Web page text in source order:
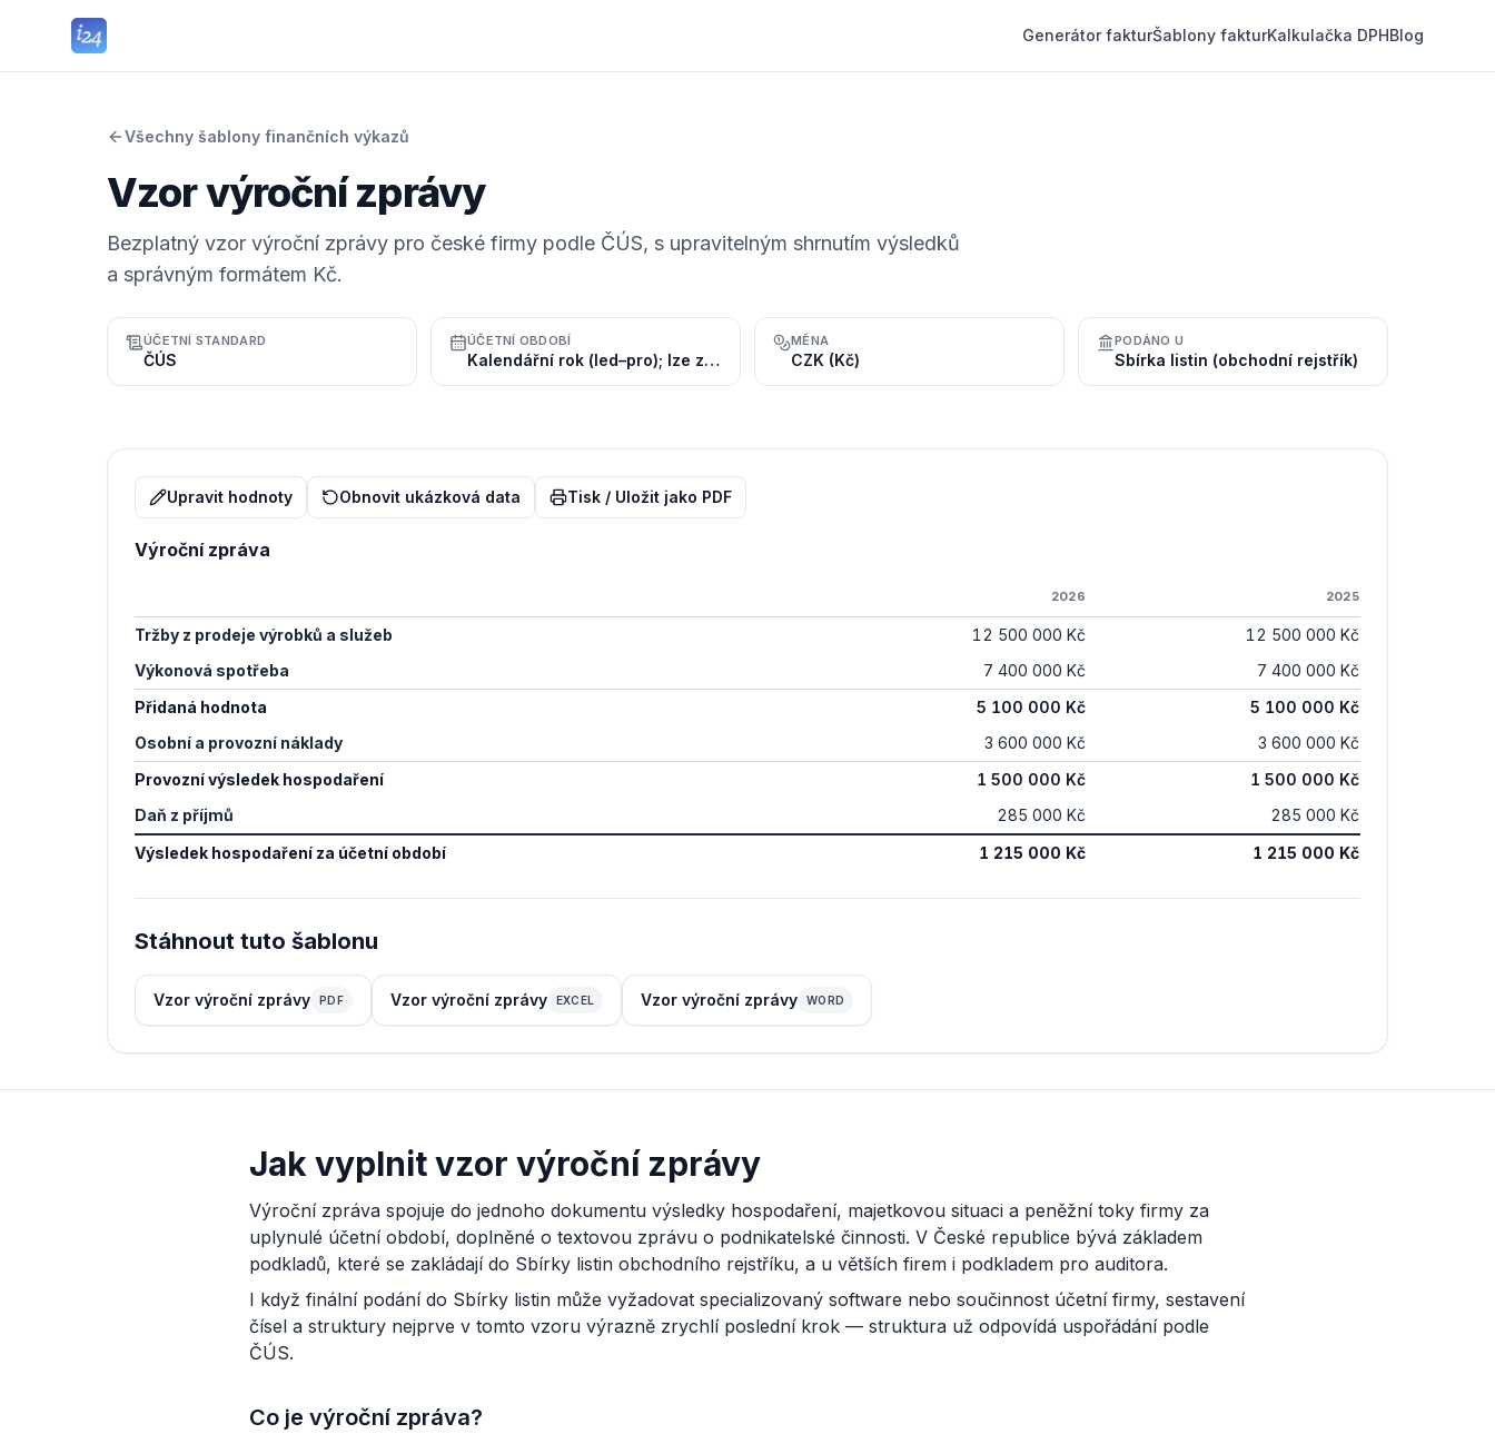
Generátor fakturŠablony fakturKalkulačka DPHBlog
Všechny šablony finančních výkazů
Vzor výroční zprávy
Bezplatný vzor výroční zprávy pro české firmy podle ČÚS, s upravitelným shrnutím výsledků
a správným formátem Kč.
ÚČETNÍ STANDARD
ČÚS
ÚČETNÍ OBDOBÍ
Kalendářní rok (led–pro); lze zvolit i hospodářský rok
MĚNA
CZK (Kč)
PODÁNO U
Sbírka listin (obchodní rejstřík)
Upravit hodnoty Obnovit ukázková data Tisk / Uložit jako PDF
Výroční zpráva
2026 2025
Tržby z prodeje výrobků a služeb 12 500 000 Kč
12 500 000 Kč
Výkonová spotřeba
7 400 000 Kč
7 400 000 Kč
Přidaná hodnota
5 100 000 Kč
5 100 000 Kč
Osobní a provozní náklady
3 600 000 Kč
3 600 000 Kč
Provozní výsledek hospodaření
1 500 000 Kč
1 500 000 Kč
Daň z příjmů
285 000 Kč
285 000 Kč
Výsledek hospodaření za účetní období
1 215 000 Kč 1 215 000 Kč
Stáhnout tuto šablonu
Vzor výroční zprávy PDF Vzor výroční zprávy EXCEL Vzor výroční zprávy WORD
Jak vyplnit vzor výroční zprávy
Výroční zpráva spojuje do jednoho dokumentu výsledky hospodaření, majetkovou situaci a peněžní toky firmy za
uplynulé účetní období, doplněné o textovou zprávu o podnikatelské činnosti. V České republice bývá základem
podkladů, které se zakládají do Sbírky listin obchodního rejstříku, a u větších firem i podkladem pro auditora.
I když finální podání do Sbírky listin může vyžadovat specializovaný software nebo součinnost účetní firmy, sestavení
čísel a struktury nejprve v tomto vzoru výrazně zrychlí poslední krok — struktura už odpovídá uspořádání podle
ČÚS.
Co je výroční zpráva?